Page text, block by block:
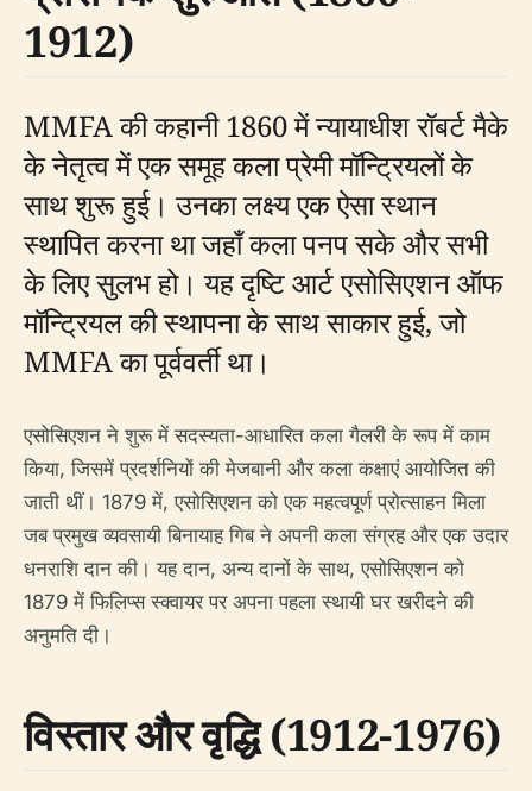
1912)
MMFA की कहानी 1860 में न्यायाधीश रॉबर्ट मैके
के नेतृत्व में एक समूह कला प्रेमी मॉन्ट्रियलों के
साथ शुरू हुई। उनका लक्ष्य एक ऐसा स्थान
स्थापित करना था जहाँ कला पनप सके और सभी
के लिए सुलभ हो। यह दृष्टि आर्ट एसोसिएशन ऑफ
मॉन्ट्रियल की स्थापना के साथ साकार हुई, जो
MMFA का पूर्ववर्ती था।
एसोसिएशन ने शुरू में सदस्यता-आधारित कला गैलरी के रूप में काम
किया, जिसमें प्रदर्शनियों की मेजबानी और कला कक्षाएं आयोजित की
जाती थीं। 1879 में, एसोसिएशन को एक महत्वपूर्ण प्रोत्साहन मिला
जब प्रमुख व्यवसायी बिनायाह गिब ने अपनी कला संग्रह और एक उदार
धनराशि दान की। यह दान, अन्य दानों के साथ, एसोसिएशन को
1879 में फिलिप्स स्क्वायर पर अपना पहला स्थायी घर खरीदने की
अनुमति दी।
विस्तार और वृद्धि (1912-1976)